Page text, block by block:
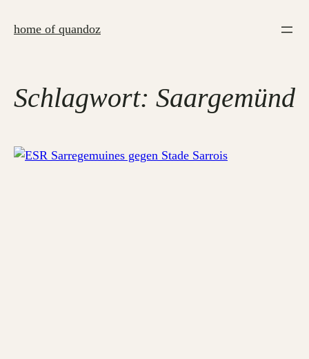
Inhalthome of quandoz
Schlagwort: Saargemünd